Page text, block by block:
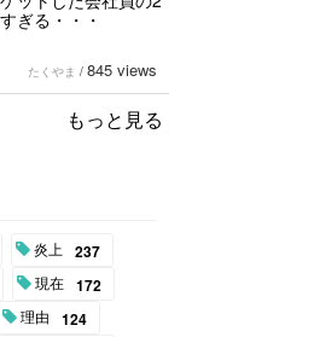
ぎる・・・
たくやま / 845 views
もっと見る
炎上 237
現在 172
理由 124